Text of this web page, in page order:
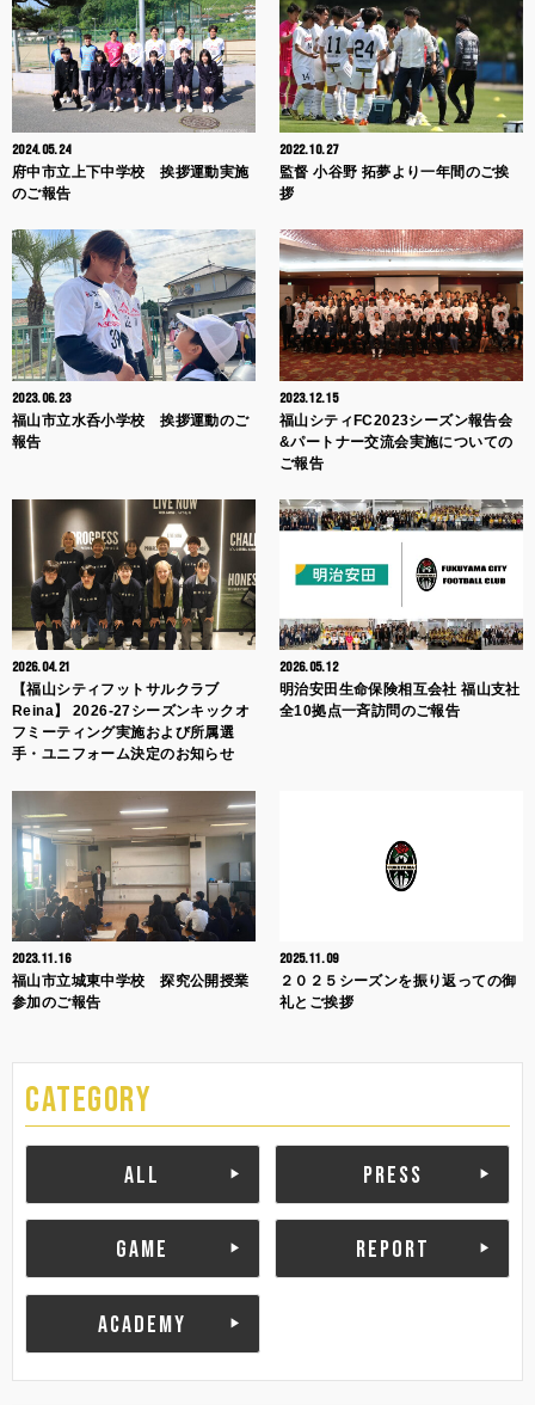
2024.05.24
府中市立上下中学校 挨拶運動実施
のご報告
2022.10.27
監督 小谷野 拓夢より一年間のご挨
拶
2023.06.23
福山市立水呑小学校 挨拶運動のご
報告
2023.12.15
福山シティFC2023シーズン報告会
&パートナー交流会実施についての
ご報告
2026.04.21
【福山シティフットサルクラブ
Reina】 2026-27シーズンキックオ
フミーティング実施および所属選
手・ユニフォーム決定のお知らせ
2026.05.12
明治安田生命保険相互会社 福山支社
全10拠点一斉訪問のご報告
2023.11.16
福山市立城東中学校 探究公開授業
参加のご報告
2025.11.09
２０２５シーズンを振り返っての御
礼とご挨拶
CATEGORY
ALL PRESS
GAME REPORT
ACADEMY